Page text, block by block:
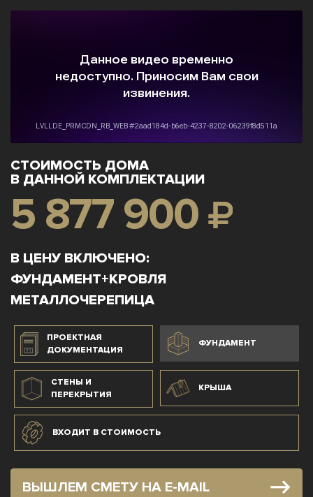
СТОИМОСТЬ ДОМА
В ДАННОЙ КОМПЛЕКТАЦИИ
5 877 900₽
В ЦЕНУ ВКЛЮЧЕНО:
ФУНДАМЕНТ+КРОВЛЯ
МЕТАЛЛОЧЕРЕПИЦА
ПРОЕКТНАЯ
ДОКУМЕНТАЦИЯ
ФУНДАМЕНТ
СТЕНЫ И
ПЕРЕКРЫТИЯ
КРЫША
ВХОДИТ В СТОИМОСТЬ
ВЫШЛЕМ СМЕТУ НА E-MAIL